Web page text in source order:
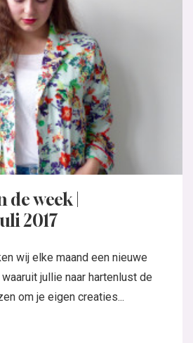
week |
2017
wij elke maand een nieuwe
jullie naar hartenlust de
om je eigen creaties...